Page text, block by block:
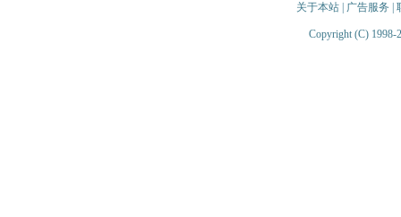
关于本站| 广告服务
Copyright (C) 1998-